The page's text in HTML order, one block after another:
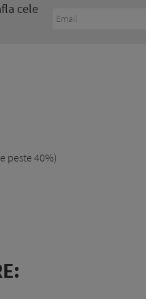
cele
peste 40%)